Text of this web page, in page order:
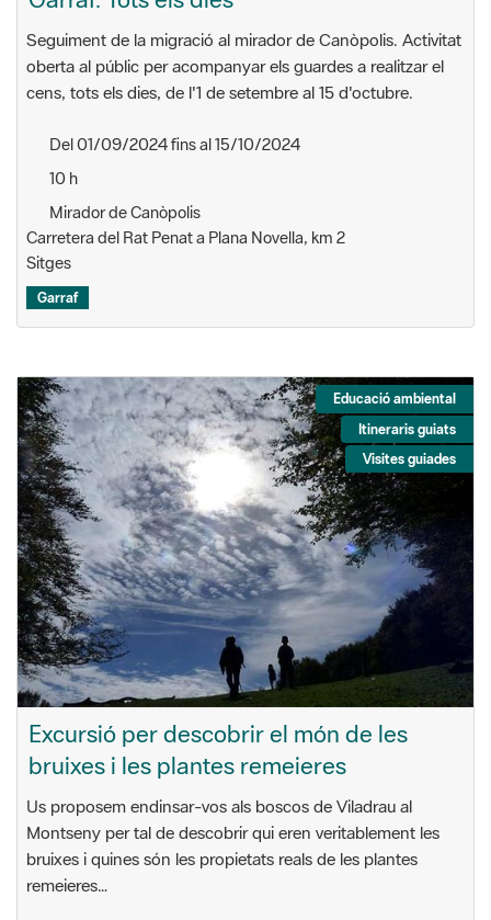
cens, tots els dies, de l'1 de setembre al 15 d'octubre.
Del 01/09/2024 fins al 15/10/2024
10 h
Mirador de Canòpolis
Sitges
Garraf
Visites guiades
Excursió per descobrir el món de les
bruixes i les plantes remeieres
Us proposem endinsar-vos als boscos de Viladrau al
Montseny per tal de descobrir qui eren veritablement les
bruixes i quines són les propietats reals de les plantes
remeieres…
01/09/2024
10 h